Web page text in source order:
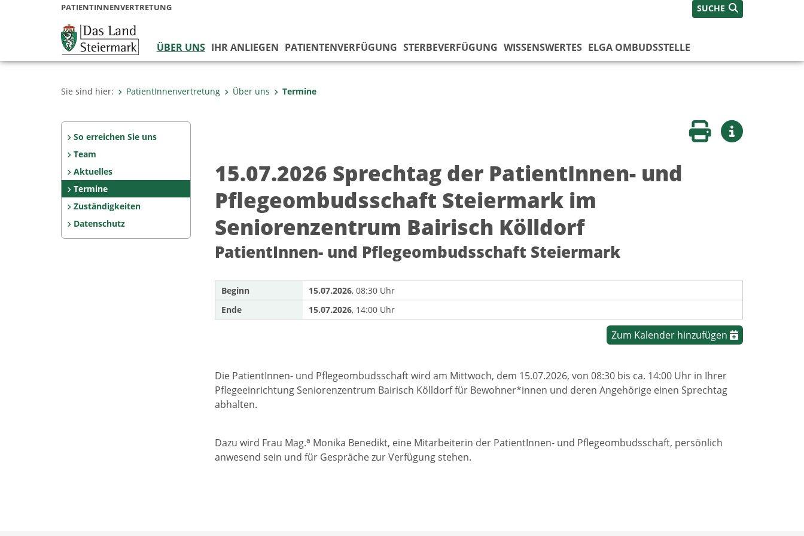
PATIENTINNENVERTRETUNG SUCHE
ÜBER UNS IHR ANLIEGEN PATIENTENVERFÜGUNG STERBEVERFÜGUNG WISSENSWERTES ELGA OMBUDSSTELLE
Sie sind hier: PatientInnenvertretung Über uns Termine
So erreichen Sie uns
Team
Aktuelles
Termine
Zuständigkeiten
Datenschutz
Seite druckenWeitere Infos
15.07.2026 Sprechtag der PatientInnen- und
Pflegeombudsschaft Steiermark im
Seniorenzentrum Bairisch Kölldorf
PatientInnen- und Pflegeombudsschaft Steiermark
Beginn 15.07.2026, 08:30 Uhr
Ende
15.07.2026, 14:00 Uhr
Zum Kalender hinzufügen
Die PatientInnen- und Pflegeombudsschaft wird am Mittwoch, dem 15.07.2026, von 08:30 bis ca. 14:00 Uhr in Ihrer
Pflegeeinrichtung Seniorenzentrum Bairisch Kölldorf für Bewohner*innen und deren Angehörige einen Sprechtag
abhalten.
Dazu wird Frau Mag.a Monika Benedikt, eine Mitarbeiterin der PatientInnen- und Pflegeombudsschaft, persönlich
anwesend sein und für Gespräche zur Verfügung stehen.